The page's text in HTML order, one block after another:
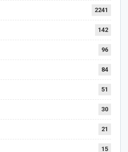
2241
142
96
84
51
30
21
15